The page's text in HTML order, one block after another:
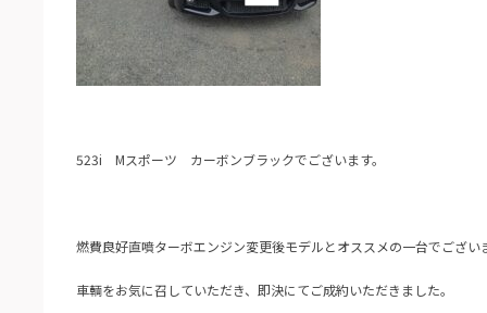
523i Mスポーツ カーボンブラックでございます。
燃費良好直噴ターボエンジン変更後モデルとオススメの一台でござい
車輌をお気に召していただき、即決にてご成約いただきました。